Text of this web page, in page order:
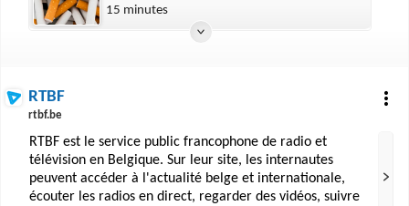
cigarettes de contrefaçon démantelé à
15 minutes
RTBF
rtbf.be
RTBF est le service public francophone de radio et
télévision en Belgique. Sur leur site, les internautes
peuvent accéder à l'actualité belge et internationale,
écouter les radios en direct, regarder des vidéos, suivre